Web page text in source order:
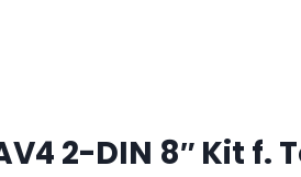
2-DIN 8″ Kit f.